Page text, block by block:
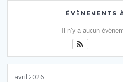
ÉVÈNEMENTS
Il n’y a aucun
avril 2026